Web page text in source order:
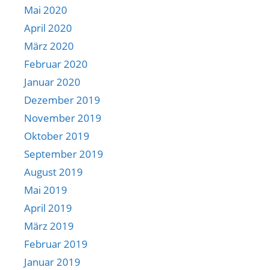
Mai 2020
April 2020
März 2020
Februar 2020
Januar 2020
Dezember 2019
November 2019
Oktober 2019
September 2019
August 2019
Mai 2019
April 2019
März 2019
Februar 2019
Januar 2019